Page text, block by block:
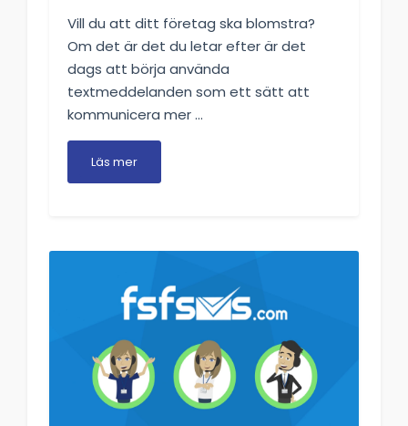
Vill du att ditt företag ska blomstra?
Om det är det du letar efter är det
dags att börja använda
textmeddelanden som ett sätt att
kommunicera mer ...
Läs mer